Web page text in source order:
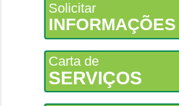
Solicitar
INFORMAÇÕES
Carta de
SERVIÇOS